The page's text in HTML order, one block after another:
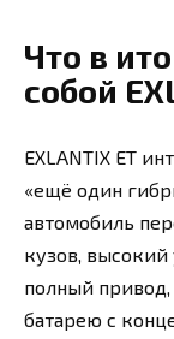
Что в
собой
EXLANTIX ET
«ещё один
автомобиль
кузов,
полный
батарею с